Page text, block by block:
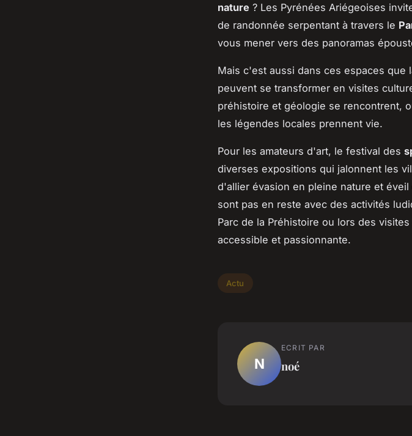
nature ? Les Pyrénées Ariégeoises
de randonnée serpentant à travers le
vous mener vers des panoramas
Mais c'est aussi dans ces espaces
peuvent se transformer en visites
préhistoire et géologie se rencontrent,
les légendes locales prennent vie.
Pour les amateurs d'art, le festival des
diverses expositions qui jalonnent les
d'allier évasion en pleine nature et
sont pas en reste avec des activités
Parc de la Préhistoire ou lors des
accessible et passionnante.
Actu
N
ECRIT PAR
noé